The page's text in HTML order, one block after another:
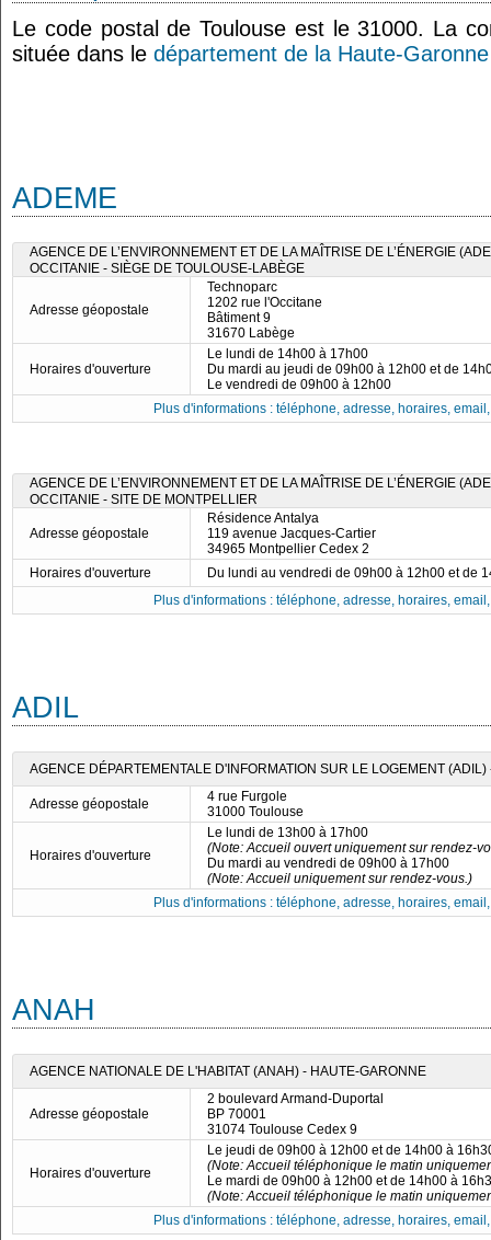
Le code postal de Toulouse est le 31000. La
située dans le département de la Haute-Garonne
ADEME
AGENCE DE L’ENVIRONNEMENT ET DE LA MAÎTRISE DE L’ÉNERGIE
OCCITANIE - SIÈGE DE TOULOUSE-LABÈGE
Adresse géopostale
Technoparc
1202 rue l'Occitane
Bâtiment 9
31670 Labège
Horaires d'ouverture
Le lundi de 14h00 à 17h00
Du mardi au jeudi de 09h00 à 12h00 et de
Le vendredi de 09h00 à 12h00
Plus d'informations : téléphone, adresse, horaires,
AGENCE DE L’ENVIRONNEMENT ET DE LA MAÎTRISE DE L’ÉNERGIE
OCCITANIE - SITE DE MONTPELLIER
Adresse géopostale
Résidence Antalya
119 avenue Jacques-Cartier
34965 Montpellier Cedex 2
Horaires d'ouverture
Du lundi au vendredi de 09h00 à 12h00 et de
Plus d'informations : téléphone, adresse, horaires,
ADIL
AGENCE DÉPARTEMENTALE D'INFORMATION SUR LE LOGEMENT
Adresse géopostale
4 rue Furgole
31000 Toulouse
Horaires d'ouverture
Le lundi de 13h00 à 17h00
(Note: Accueil ouvert uniquement sur rendez-
Du mardi au vendredi de 09h00 à 17h00
(Note: Accueil uniquement sur rendez-vous.)
Plus d'informations : téléphone, adresse, horaires,
ANAH
AGENCE NATIONALE DE L'HABITAT (ANAH) - HAUTE-GARONNE
Adresse géopostale
2 boulevard Armand-Duportal
BP 70001
31074 Toulouse Cedex 9
Horaires d'ouverture
Le jeudi de 09h00 à 12h00 et de 14h00 à
(Note: Accueil téléphonique le matin
Le mardi de 09h00 à 12h00 et de 14h00 à
(Note: Accueil téléphonique le matin
Plus d'informations : téléphone, adresse, horaires,